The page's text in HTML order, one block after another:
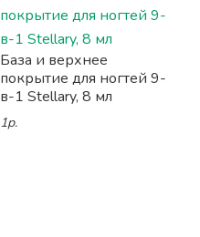
База и верхнее
покрытие для ногтей 9-
в-1 Stellary, 8 мл
1р.